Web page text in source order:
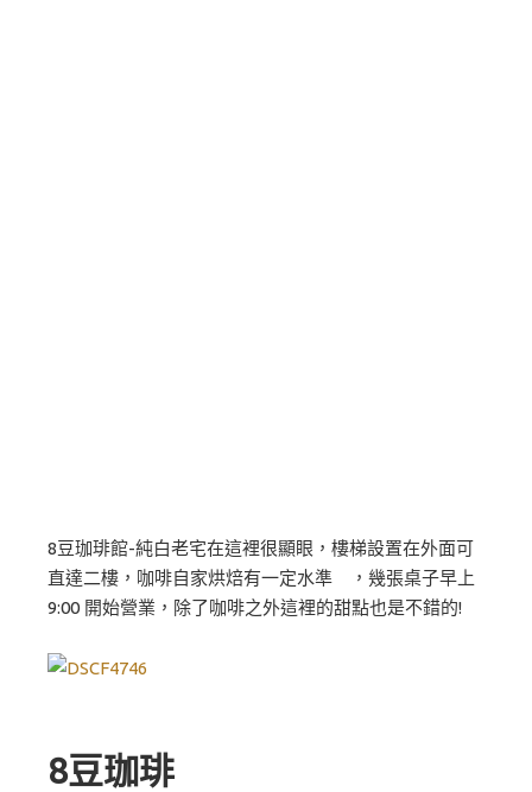
8豆珈琲館-純白老宅在這裡很顯眼，樓梯設置在外面可
直達二樓，咖啡自家烘焙有一定水準 ，幾張桌子早上
9:00 開始營業，除了咖啡之外這裡的甜點也是不錯的!
8豆珈琲